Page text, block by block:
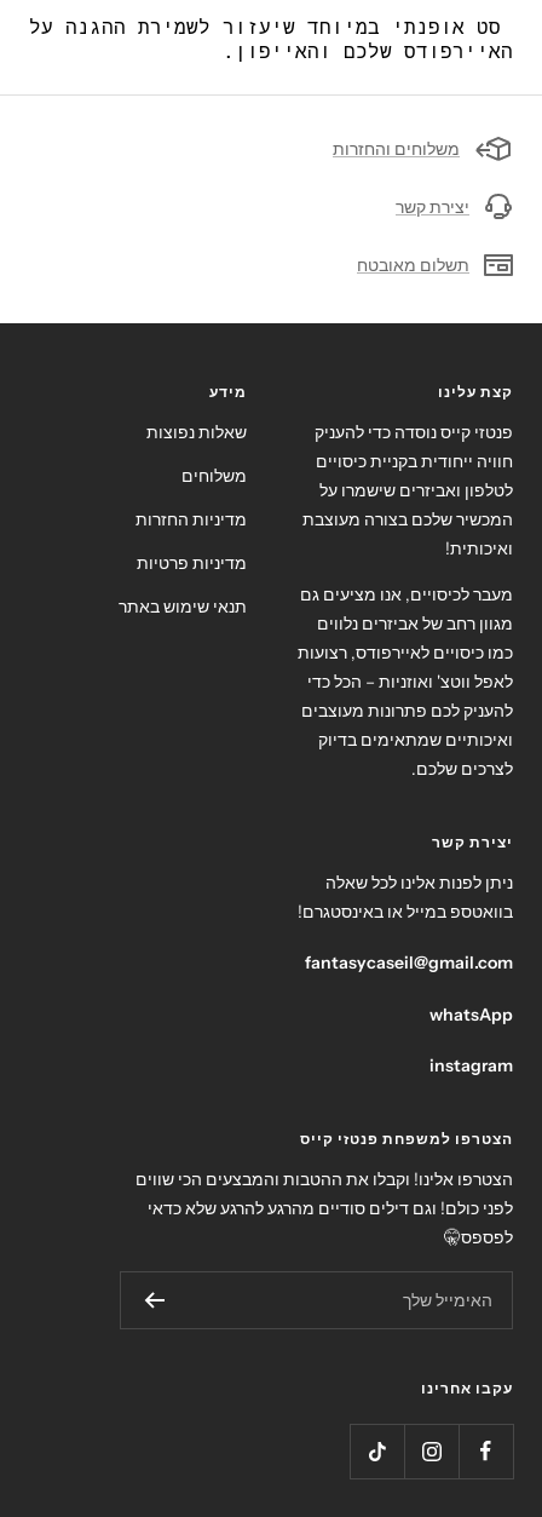
סט אופנתי במיוחד שיעזור לשמירת ההגנה על
האיירפודס שלכם והאייפון.
משלוחים והחזרות
יצירת קשר
תשלום מאובטח
קצת עלינו
פנטזי קייס נוסדה כדי להעניק
חוויה ייחודית בקניית כיסויים
לטלפון ואביזרים שישמרו על
המכשיר שלכם בצורה מעוצבת
ואיכותית!
מעבר לכיסויים, אנו מציעים גם
מגוון רחב של אביזרים נלווים
כמו כיסויים לאיירפודס, רצועות
לאפל ווטצ' ואוזניות – הכל כדי
להעניק לכם פתרונות מעוצבים
ואיכותיים שמתאימים בדיוק
לצרכים שלכם.
מידע
שאלות נפוצות
משלוחים
מדיניות החזרות
מדיניות פרטיות
תנאי שימוש באתר
יצירת קשר
ניתן לפנות אלינו לכל שאלה
בוואטספ במייל או באינסטגרם!
fantasycaseil@gmail.com
whatsApp
instagram
הצטרפו למשפחת פנטזי קייס
הצטרפו אלינו! וקבלו את ההטבות והמבצעים הכי שווים
לפני כולם! וגם דילים סודיים מהרגע להרגע שלא כדאי
לפספס🤫
האימייל שלך
עקבו אחרינו